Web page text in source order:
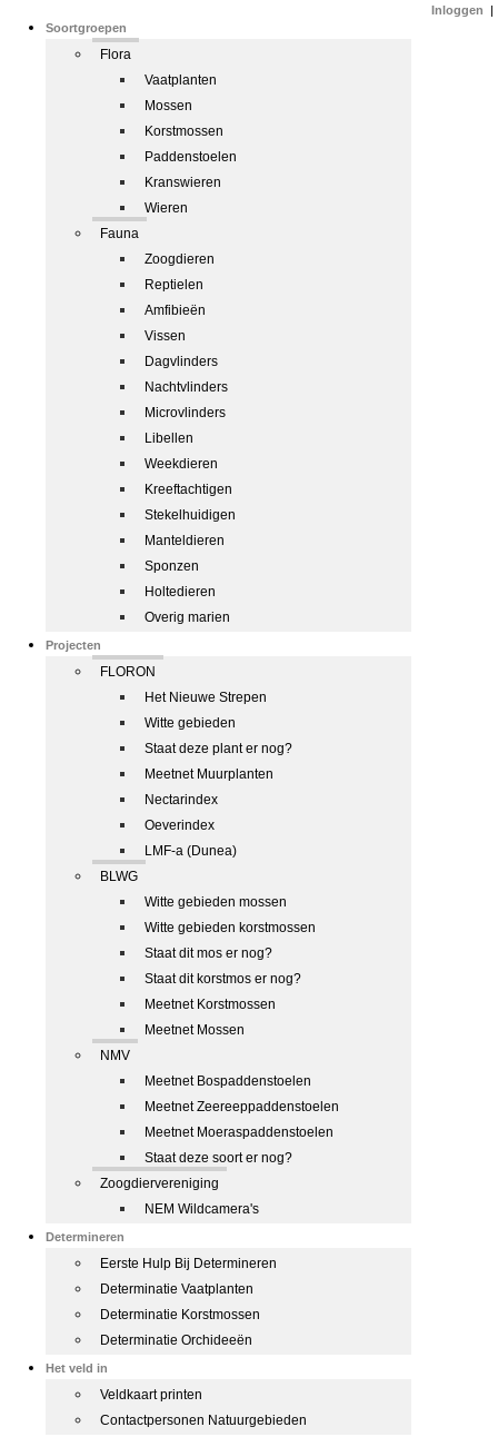
Soortgroepen
Flora
Vaatplanten
Mossen
Korstmossen
Paddenstoelen
Kranswieren
Wieren
Fauna
Zoogdieren
Reptielen
Amfibieën
Vissen
Dagvlinders
Nachtvlinders
Microvlinders
Libellen
Weekdieren
Kreeftachtigen
Stekelhuidigen
Manteldieren
Sponzen
Holtedieren
Overig marien
Projecten
FLORON
Het Nieuwe Strepen
Witte gebieden
Staat deze plant er nog?
Meetnet Muurplanten
Nectarindex
Oeverindex
LMF-a (Dunea)
BLWG
Witte gebieden mossen
Witte gebieden korstmossen
Staat dit mos er nog?
Staat dit korstmos er nog?
Meetnet Korstmossen
Meetnet Mossen
NMV
Meetnet Bospaddenstoelen
Meetnet Zeereeppaddenstoelen
Meetnet Moeraspaddenstoelen
Staat deze soort er nog?
Zoogdiervereniging
NEM Wildcamera's
Determineren
Eerste Hulp Bij Determineren
Determinatie Vaatplanten
Determinatie Korstmossen
Determinatie Orchideeën
Het veld in
Veldkaart printen
Contactpersonen Natuurgebieden
Inloggen |